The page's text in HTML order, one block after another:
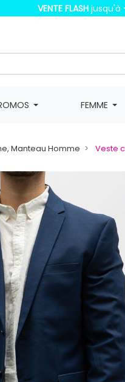
VENTE FLASH jusqu'à
FEMME
Manteau Homme Veste